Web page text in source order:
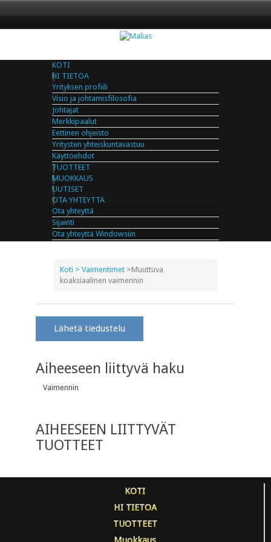
KOTI
HI TIETOA
Yrityksen profiili
Visio ja johtamisfilosofia
Johtajat
Merkkipaalut
Eettinen ohjeisto
Yritysten yhteiskuntavastuu
Käyttöehdot
TUOTTEET
MUOKKAUS
UUTISET
OTA YHTEYTTÄ
Ota yhteyttä
Sijainti
Ota yhteyttä Windowsiin
Koti > Vaimentimet >Muuttuva
koaksiaalinen vaimennin
Lähetä tiedustelu
Aiheeseen liittyvä haku
Vaimennin
AIHEESEEN LIITTYVÄT
TUOTTEET
KOTI
HI TIETOA
TUOTTEET